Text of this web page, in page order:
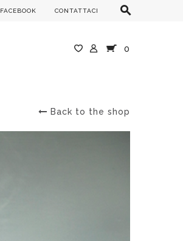
FACEBOOK CONTATTACI
0
Back to the shop